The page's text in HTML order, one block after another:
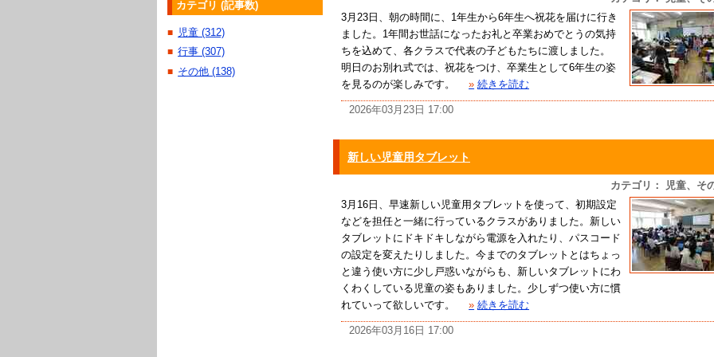
3月23日、朝の時間に、1年生から6年生へ祝花を届けに行き
ました。1年間お世話になったお礼と卒業おめでとうの気持
ちを込めて、各クラスで代表の子どもたちに渡しました。
明日のお別れ式では、祝花をつけ、卒業生として6年生の姿
を見るのが楽しみです。
» 続きを読む
2026年03月23日 17:00
新しい児童用タブレット
カテゴリ： 児童、そ
3月16日、早速新しい児童用タブレットを使って、初期設定
などを担任と一緒に行っているクラスがありました。新しい
タブレットにドキドキしながら電源を入れたり、パスコード
の設定を変えたりしました。今までのタブレットとはちょっ
と違う使い方に少し戸惑いながらも、新しいタブレットにわ
くわくしている児童の姿もありました。少しずつ使い方に慣
れていって欲しいです。
» 続きを読む
2026年03月16日 17:00
カテゴリ (記事数)
■ 児童 (312)
■ 行事 (307)
■ その他 (138)